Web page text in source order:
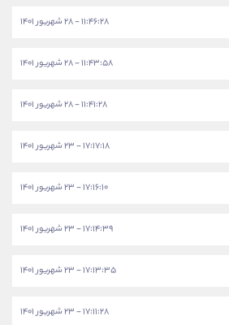
۱۱:۴۶:۲۸ - ۲۸ شهریور ۱۴۰۱
۱۱:۴۳:۵۸ - ۲۸ شهریور ۱۴۰۱
۱۱:۴۱:۲۸ - ۲۸ شهریور ۱۴۰۱
۱۷:۱۷:۱۸ - ۲۳ شهریور ۱۴۰۱
۱۷:۱۶:۱۰ - ۲۳ شهریور ۱۴۰۱
۱۷:۱۴:۳۹ - ۲۳ شهریور ۱۴۰۱
۱۷:۱۳:۳۵ - ۲۳ شهریور ۱۴۰۱
۱۷:۱۱:۲۸ - ۲۳ شهریور ۱۴۰۱